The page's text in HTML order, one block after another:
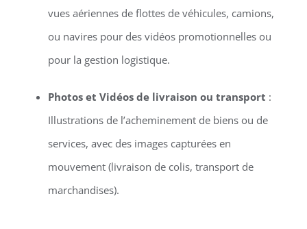
vues aériennes de flottes de véhicules, camions,
ou navires pour des vidéos promotionnelles ou
pour la gestion logistique.
Photos et Vidéos de livraison ou transport :
Illustrations de l’acheminement de biens ou de
services, avec des images capturées en
mouvement (livraison de colis, transport de
marchandises).